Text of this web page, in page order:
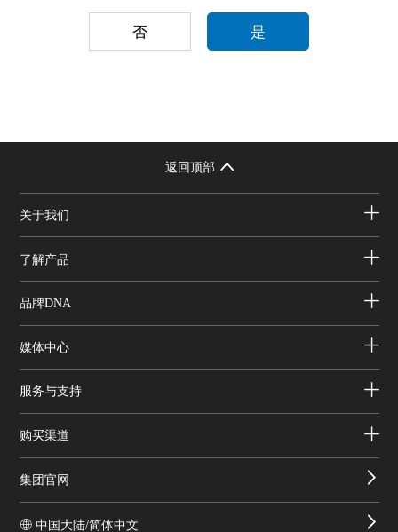
否 是
返回顶部
关于我们
了解产品
品牌DNA
媒体中心
服务与支持
购买渠道
集团官网
中国大陆/简体中文